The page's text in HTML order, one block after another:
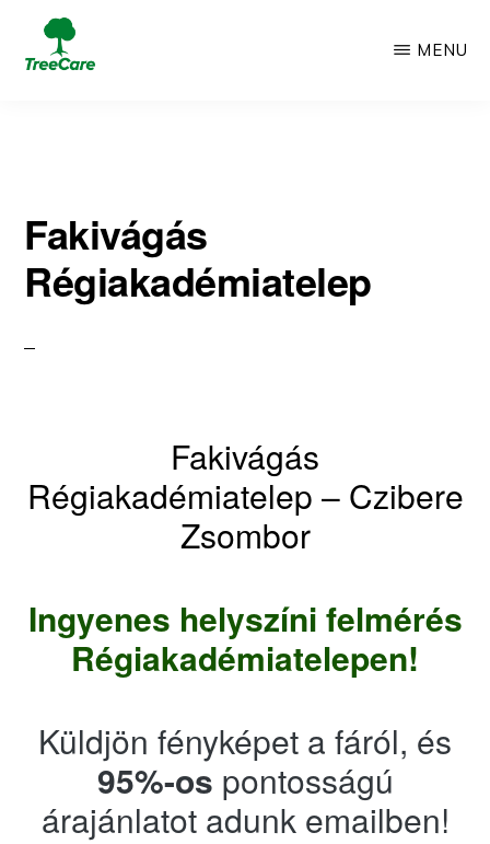
Skip
WordPress
oldal
MENU
Fakivágás
Régiakadémiatelep
Fakivágás
Régiakadémiatelep – Czibere
Zsombor
Ingyenes helyszíni felmérés
Régiakadémiatelepen!
Küldjön fényképet a fáról, és
95%-os pontosságú
árajánlatot adunk emailben!